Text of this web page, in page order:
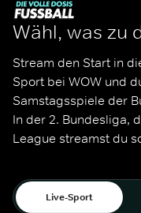
Wähl, was zu
Stream den Start in
Sport bei WOW und
Samstagsspiele der
In der 2. Bundesliga,
League streamst du
Live-Sport